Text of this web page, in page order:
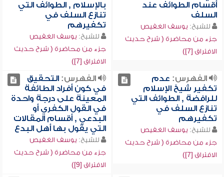
أقسام الطوائف عند
السلف
للشيخ: يوسف الغفيص
جزء من محاضرة ( شرح حديث
الافتراق [7])
بالإسلام , الطوائف التي
تنازع السلف في
تكفيرهم
للشيخ: يوسف الغفيص
جزء من محاضرة ( شرح حديث
الافتراق [7])
الفهرس: عدم
تكفير شيخ الإسلام
للرافضة , الطوائف التي
تنازع السلف في
تكفيرهم
للشيخ: يوسف الغفيص
جزء من محاضرة ( شرح حديث
الافتراق [7])
الفهرس:التحقيق
في كون أفراد الطائفة
المعينة على درجة واحدة
في القول الكفري أو
البدعي , أقسام المقالات
التي يقول بها أهل البدع
للشيخ: يوسف الغفيص
جزء من محاضرة ( شرح حديث
الافتراق [9])